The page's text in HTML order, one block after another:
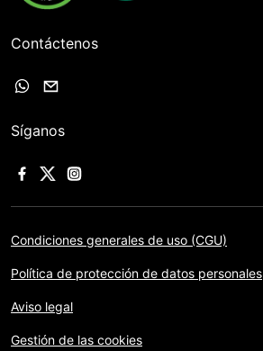
Contáctenos
Síganos
Condiciones generales de uso (CGU)
Política de protección de datos personales
Aviso legal
Gestión de las cookies